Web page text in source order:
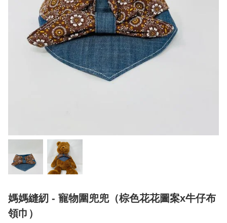
媽媽縫紉 - 寵物圍兜兜（棕色花花圖案x牛仔布
領巾）